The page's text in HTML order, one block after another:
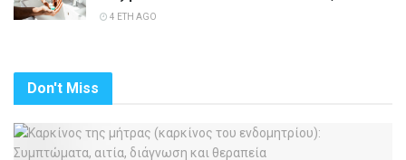
4 ΈΤΗ AGO
Don't Miss